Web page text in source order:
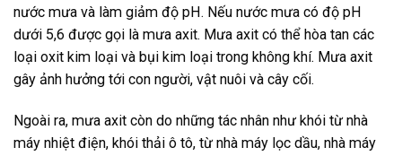
nước mưa và làm giảm độ pH. Nếu nước mưa có độ pH
dưới 5,6 được gọi là mưa axit. Mưa axit có thể hòa tan các
loại oxit kim loại và bụi kim loại trong không khí. Mưa axit
gây ảnh hưởng tới con người, vật nuôi và cây cối.
Ngoài ra, mưa axit còn do những tác nhân như khói từ nhà
máy nhiệt điện, khói thải ô tô, từ nhà máy lọc dầu, nhà máy